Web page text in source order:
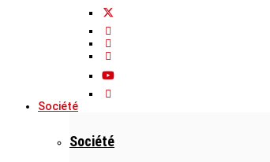
Société
Société